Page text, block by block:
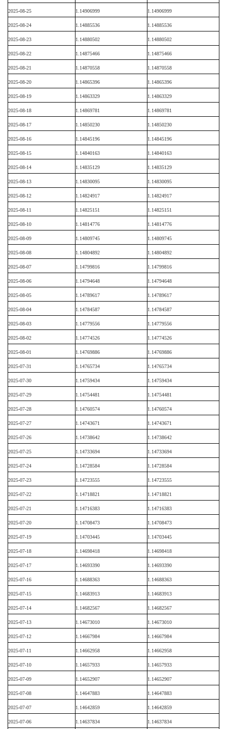
2025-08-25 1.14906999 1.14906999
2025-08-24 1.14885536 1.14885536
2025-08-23 1.14880502 1.14880502
2025-08-22 1.14875466 1.14875466
2025-08-21 1.14870558 1.14870558
2025-08-20 1.14865396 1.14865396
2025-08-19 1.14863329 1.14863329
2025-08-18 1.14869781 1.14869781
2025-08-17 1.14850230 1.14850230
2025-08-16 1.14845196 1.14845196
2025-08-15 1.14840163 1.14840163
2025-08-14 1.14835129 1.14835129
2025-08-13 1.14830095 1.14830095
2025-08-12 1.14824917 1.14824917
2025-08-11 1.14825151 1.14825151
2025-08-10 1.14814776 1.14814776
2025-08-09 1.14809745 1.14809745
2025-08-08 1.14804892 1.14804892
2025-08-07 1.14799816 1.14799816
2025-08-06 1.14794648 1.14794648
2025-08-05 1.14789617 1.14789617
2025-08-04 1.14784587 1.14784587
2025-08-03 1.14779556 1.14779556
2025-08-02 1.14774526 1.14774526
2025-08-01 1.14769886 1.14769886
2025-07-31 1.14765734 1.14765734
2025-07-30 1.14759434 1.14759434
2025-07-29 1.14754481 1.14754481
2025-07-28 1.14760574 1.14760574
2025-07-27 1.14743671 1.14743671
2025-07-26 1.14738642 1.14738642
2025-07-25 1.14733694 1.14733694
2025-07-24 1.14728584 1.14728584
2025-07-23 1.14723555 1.14723555
2025-07-22 1.14718821 1.14718821
2025-07-21 1.14716383 1.14716383
2025-07-20 1.14708473 1.14708473
2025-07-19 1.14703445 1.14703445
2025-07-18 1.14698418 1.14698418
2025-07-17 1.14693390 1.14693390
2025-07-16 1.14688363 1.14688363
2025-07-15 1.14683913 1.14683913
2025-07-14 1.14682567 1.14682567
2025-07-13 1.14673010 1.14673010
2025-07-12 1.14667984 1.14667984
2025-07-11 1.14662958 1.14662958
2025-07-10 1.14657933 1.14657933
2025-07-09 1.14652907 1.14652907
2025-07-08 1.14647883 1.14647883
2025-07-07 1.14642859 1.14642859
2025-07-06 1.14637834 1.14637834